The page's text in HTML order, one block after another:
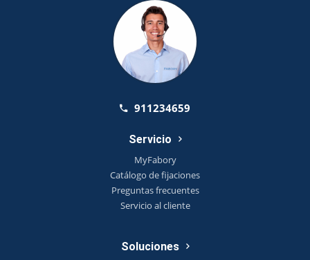
911234659
Servicio
MyFabory
Catálogo de fijaciones
Preguntas frecuentes
Servicio al cliente
Soluciones